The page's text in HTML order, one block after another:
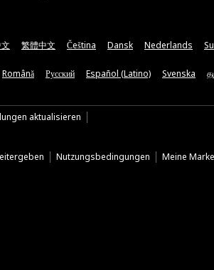
繁體中文 Čeština Dansk Nederlands
Română Русский Español (Latino) Svenska
aktualisieren
Nutzungsbedingungen Meine